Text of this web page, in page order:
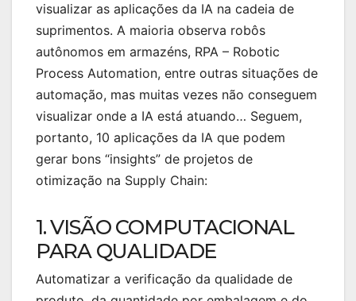
visualizar as aplicações da IA na cadeia de
suprimentos. A maioria observa robôs
autônomos em armazéns, RPA – Robotic
Process Automation, entre outras situações de
automação, mas muitas vezes não conseguem
visualizar onde a IA está atuando… Seguem,
portanto, 10 aplicações da IA que podem
gerar bons “insights” de projetos de
otimização na Supply Chain:
1. VISÃO COMPUTACIONAL
PARA QUALIDADE
Automatizar a verificação da qualidade de